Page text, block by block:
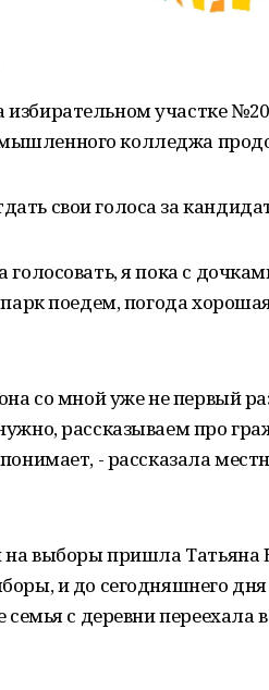
участке
колледжа
свои голоса за
голосовать, я пока с
парк поедем, погода
со мной уже не первый
рассказываем про
- рассказала
на выборы пришла
и до сегодняшнего
семья с деревни переехала